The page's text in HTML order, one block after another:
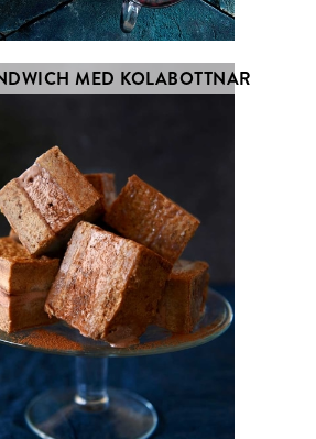
MED KOLABOTTNAR